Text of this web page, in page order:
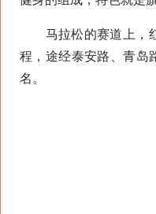
马拉松的赛道上，红
程，途经泰安路、青岛
名。